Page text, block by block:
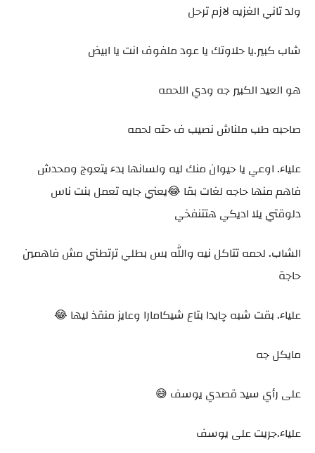
ولد تاني الغزيه لازم ترحل
شاب كبير.يا حلاوتك يا عود ملفوف انت يا ابيض
هو العيد الكبير جه ودي اللحمه
صاحبه طب ملناش نصيب ف حته لحمه
علياء. اوعي يا حيوان منك ليه ولسانها بدء يتعوج ومحدش
فاهم منها حاجه لغات بقا 😂يعني جايه تعمل بنت ناس
دلوقتي يلا اديكي هتتنفخي
الشاب. لحمه تتاكل نيه والله بس بطلي ترتطني مش فاهمين
حاجة
علياء. بقت شبه چايدا بتاع شيكامارا وعايز منقذ ليها 😂
مايكل جه
على رأي سيد قصدي يوسف 😅
علياء.جريت على يوسف